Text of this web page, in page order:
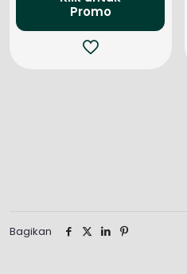
Promo
Bagikan